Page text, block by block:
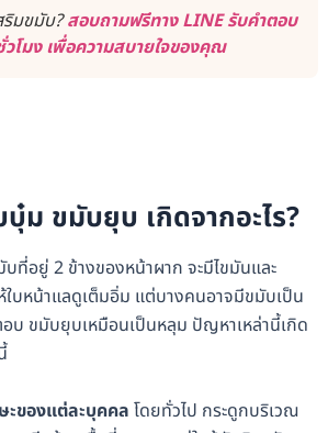
ริมขมับ?สอบถามฟรีทาง LINE รับคำตอบ
โมง เพื่อความสบายใจของคุณ
ม ขมับยุบ เกิดจากอะไร?
ที่อยู่ 2 ข้างของหน้าผาก จะมีไขมันและ
บหน้าแลดูเต็มอิ่ม แต่บางคนอาจมีขมับเป็น
บ ขมับยุบเหมือนเป็นหลุม ปัญหาเหล่านี้เกิด
ะของแต่ละบุคคล โดยทั่วไป กระดูกบริเวณ